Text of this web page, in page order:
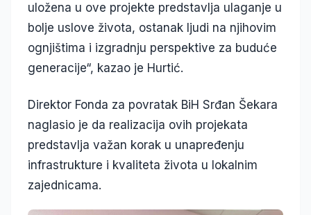
uložena u ove projekte predstavlja ulaganje u
bolje uslove života, ostanak ljudi na njihovim
ognjištima i izgradnju perspektive za buduće
generacije“, kazao je Hurtić.
Direktor Fonda za povratak BiH Srđan Šekara
naglasio je da realizacija ovih projekata
predstavlja važan korak u unapređenju
infrastrukture i kvaliteta života u lokalnim
zajednicama.